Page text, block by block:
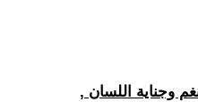
وجناية اللسان ,